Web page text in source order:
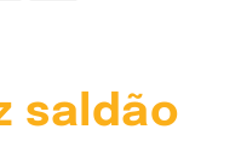
saldão